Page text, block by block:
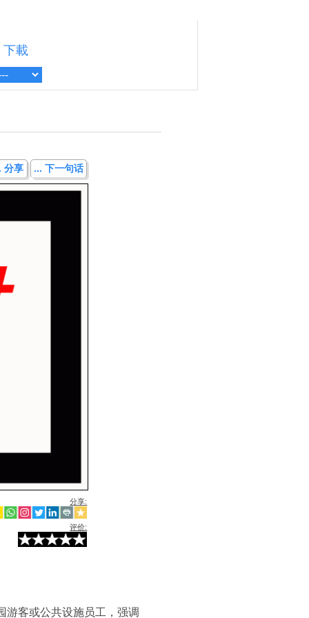
下載
分享 ... 下一句话
分享:
评价:
游客或公共设施员工，强调